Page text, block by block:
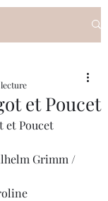
et Poucet
et Poucet
Grimm /